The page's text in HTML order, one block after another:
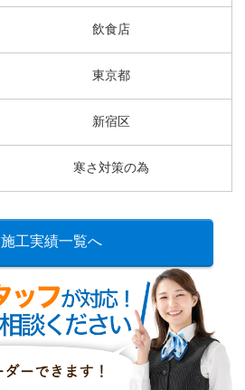
飲食店
東京都
新宿区
寒さ対策の為
施工実績一覧へ